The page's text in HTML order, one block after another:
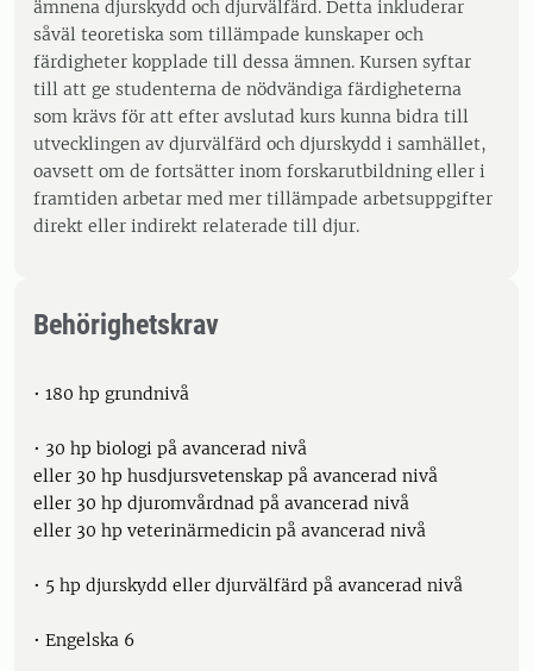
ämnena djurskydd och djurvälfärd. Detta inkluderar
såväl teoretiska som tillämpade kunskaper och
färdigheter kopplade till dessa ämnen. Kursen syftar
till att ge studenterna de nödvändiga färdigheterna
som krävs för att efter avslutad kurs kunna bidra till
utvecklingen av djurvälfärd och djurskydd i samhället,
oavsett om de fortsätter inom forskarutbildning eller i
framtiden arbetar med mer tillämpade arbetsuppgifter
direkt eller indirekt relaterade till djur.
Behörighetskrav
• 180 hp grundnivå
• 30 hp biologi på avancerad nivå
eller 30 hp husdjursvetenskap på avancerad nivå
eller 30 hp djuromvårdnad på avancerad nivå
eller 30 hp veterinärmedicin på avancerad nivå
• 5 hp djurskydd eller djurvälfärd på avancerad nivå
• Engelska 6